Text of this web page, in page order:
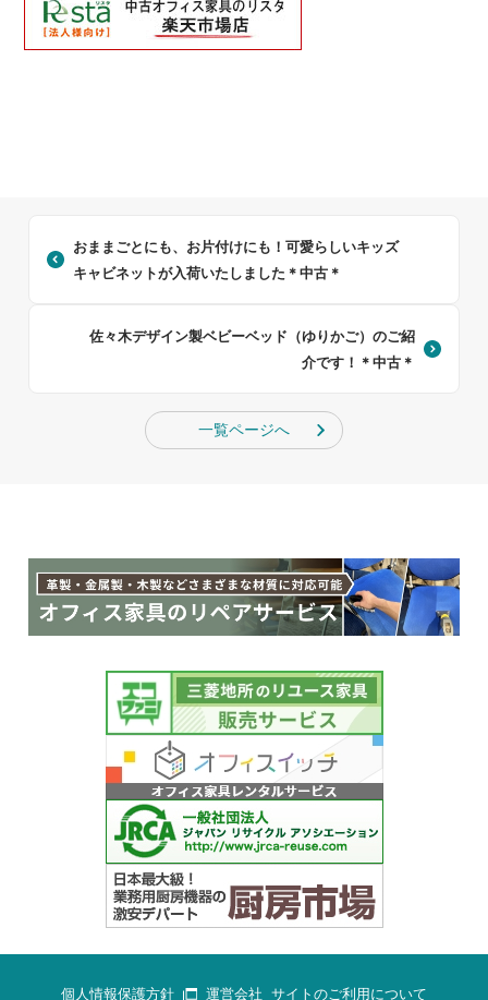
おままごとにも、お片付けにも！可愛らしいキッズ
キャビネットが入荷いたしました＊中古＊
佐々木デザイン製ベビーベッド（ゆりかご）のご紹
介です！＊中古＊
一覧ページへ
個人情報保護方針 運営会社 サイトのご利用について